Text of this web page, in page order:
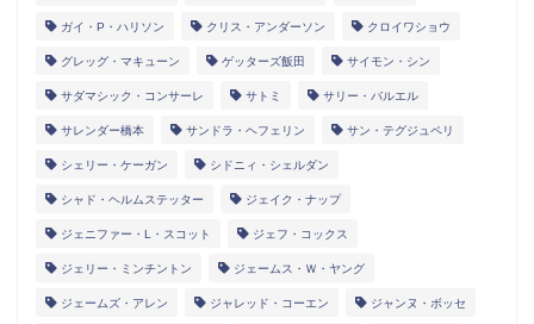
ガイ・P・ハリソン クリス・アンダーソン クロイワショウ
グレッグ・マキューン ゲッターズ飯田 サイモン・シン
サダマシック・コンサーレ サトミ サリー・バルエル
サレンダー橋本 サンドラ・ヘフェリン サン・テグジュペリ
シェリー・ケーガン シドニィ・シェルダン
シャド・ヘルムステッター ジェイク・ナップ
ジェニファー・L・スコット ジェフ・コックス
ジェリー・ミンチントン ジェームス・Ｗ・ヤング
ジェームズ・アレン ジャレッド・コーエン ジャンヌ・ボッセ